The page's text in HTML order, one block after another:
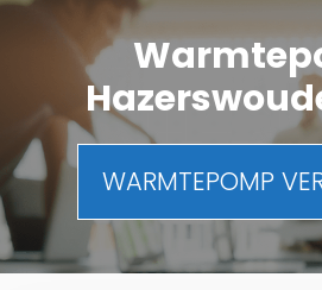
WARMTEPOMP